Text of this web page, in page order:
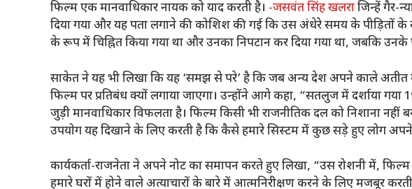
फिल्म एक मानवाधिकार नायक को याद करती है। -जसवंत सिंह खलराजिन्हें गैर-
दिया गया और यह पता लगाने की कोशिश की गई कि उस अंधेरे समय के पीड़ितों के
के रूप में चिह्नित किया गया था और उनका निपटान कर दिया गया था, जबकि
साकेत ने यह भी लिखा कि यह ‘समझ से परे’ है कि जब अन्य देश अपने काले अतीत
फिल्म पर प्रतिबंध क्यों लगाया जाएगा। उन्होंने आगे कहा, “सतलुज में दर्शाया
जुड़ी मानवाधिकार विफलता है। फिल्म किसी भी राजनीतिक दल को निशाना नहीं
उपयोग यह दिखाने के लिए करती है कि कैसे हमारे सिस्टम में कुछ सड़े हुए लोग
कार्यकर्ता-राजनेता ने अपने नोट का समापन करते हुए लिखा, “उस रोशनी में,
हमारे घरों में होने वाले अत्याचारों के बारे में आत्मनिरीक्षण करने के लिए मजबूर